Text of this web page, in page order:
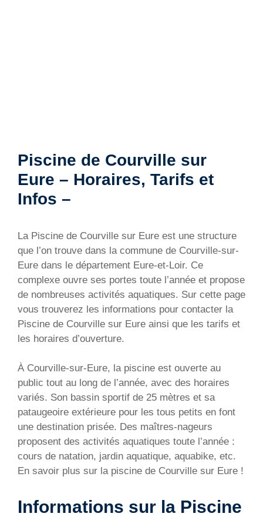
Piscine de Courville sur
Eure – Horaires, Tarifs et
Infos –
La Piscine de Courville sur Eure est une structure
que l’on trouve dans la commune de Courville-sur-
Eure dans le département Eure-et-Loir. Ce
complexe ouvre ses portes toute l’année et propose
de nombreuses activités aquatiques. Sur cette page
vous trouverez les informations pour contacter la
Piscine de Courville sur Eure ainsi que les tarifs et
les horaires d’ouverture.
À Courville-sur-Eure, la piscine est ouverte au
public tout au long de l’année, avec des horaires
variés. Son bassin sportif de 25 mètres et sa
pataugeoire extérieure pour les tous petits en font
une destination prisée. Des maîtres-nageurs
proposent des activités aquatiques toute l’année :
cours de natation, jardin aquatique, aquabike, etc.
En savoir plus sur la piscine de Courville sur Eure !
Informations sur la Piscine